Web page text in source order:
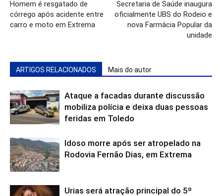
Homem é resgatado de
córrego após acidente entre
carro e moto em Extrema
Secretaria de Saúde inaugura
oficialmente UBS do Rodeio e
nova Farmácia Popular da
unidade
ARTIGOS RELACIONADOS Mais do autor
Ataque a facadas durante discussão
mobiliza polícia e deixa duas pessoas
feridas em Toledo
Idoso morre após ser atropelado na
Rodovia Fernão Dias, em Extrema
Urias será atração principal do 5º